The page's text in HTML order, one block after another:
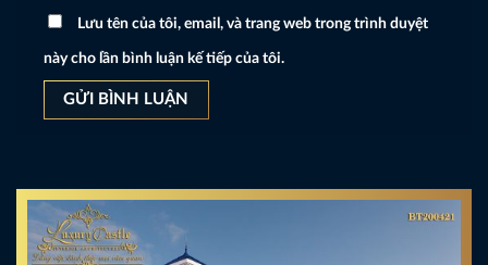
Lưu tên của tôi, email, và trang web trong trình duyệt
này cho lần bình luận kế tiếp của tôi.